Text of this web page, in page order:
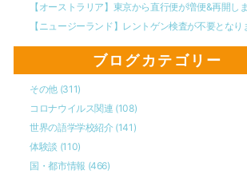
【オーストラリア】東京から直行便が増便&再開し
【ニュージーランド】レントゲン検査が不要となり
ブログカテゴリー
その他 (311)
コロナウイルス関連 (108)
世界の語学学校紹介 (141)
体験談 (110)
国・都市情報 (466)